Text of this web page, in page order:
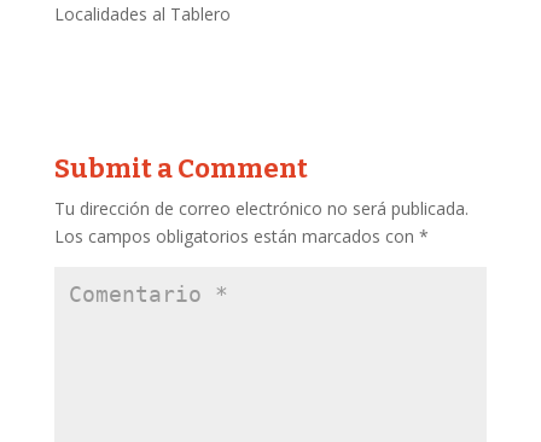
Localidades al Tablero
Submit a Comment
Tu dirección de correo electrónico no será publicada.
Los campos obligatorios están marcados con *